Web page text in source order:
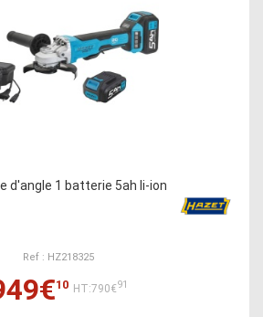
d'angle 1 batterie 5ah li-ion
Ref : HZ218325
10 HT:790€91